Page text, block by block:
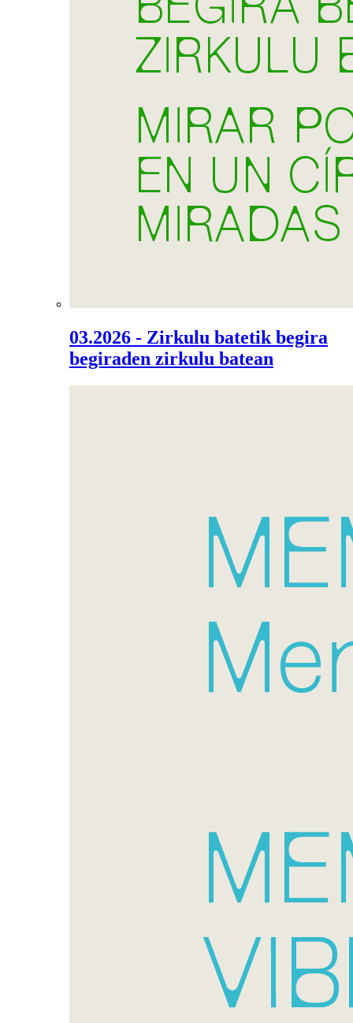
03.2026 - Zirkulu batetik begira
begiraden zirkulu batean